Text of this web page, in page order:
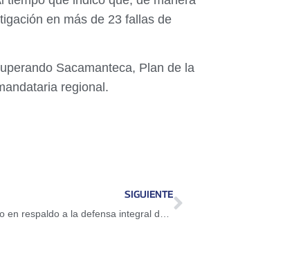
en más de 23 fallas de
Sacamanteca, Plan de la
regional.
SIGUIENTE